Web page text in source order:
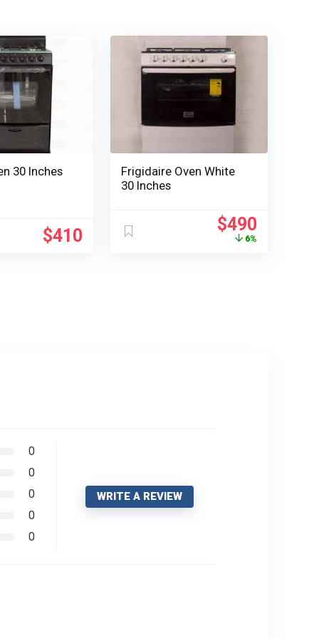
30 Inches
$410
Frigidaire Oven White
30 Inches
Le
prix
$490Le
prix
6%
0
0
0
0
0
WRITE A REVIEW